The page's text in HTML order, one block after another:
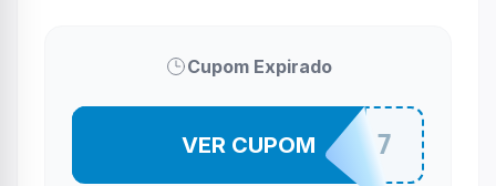
Cupom Expirado
SURGUT007
VER CUPOM